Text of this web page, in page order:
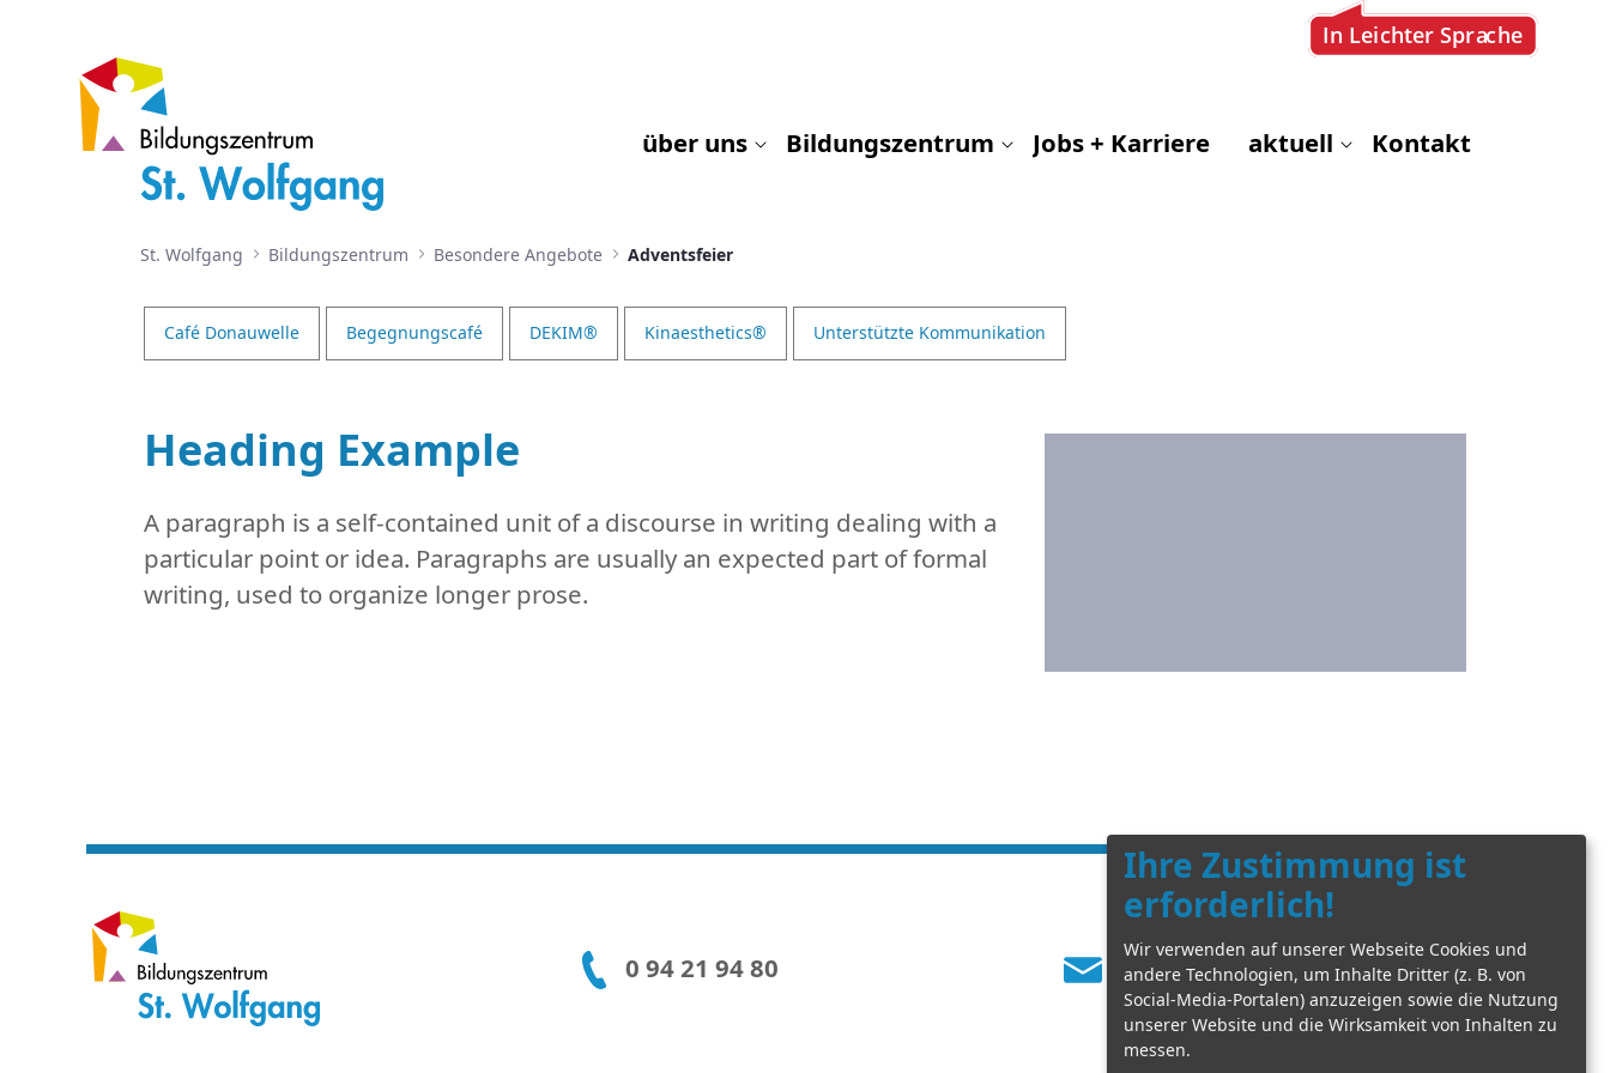
über uns Bildungszentrum Jobs + Karriere aktuell Kontakt
St. Wolfgang Bildungszentrum Besondere Angebote Adventsfeier
Café Donauwelle Begegnungscafé DEKIM® Kinaesthetics® Unterstützte Kommunikation
Heading Example
A paragraph is a self-contained unit of a discourse in writing dealing with a
particular point or idea. Paragraphs are usually an expected part of formal
writing, used to organize longer prose.
0 94 21 94 80 E-Mail schreiben
Ihre Zustimmung ist
erforderlich!
Wir verwenden auf unserer Webseite Cookies und
andere Technologien, um Inhalte Dritter (z. B. von
Social-Media-Portalen) anzuzeigen sowie die Nutzung
unserer Website und die Wirksamkeit von Inhalten zu
messen.